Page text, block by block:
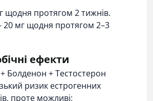
щодня протягом 2 тижнів.
20 мг щодня протягом 2–3
ефекти
Болденон + Тестостерон
ризик естрогенних
проте можливі: